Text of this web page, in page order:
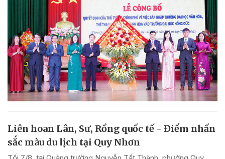
Liên hoan Lân, Sư, Rồng quốc tế - Điểm nhấn
sắc màu du lịch tại Quy Nhơn